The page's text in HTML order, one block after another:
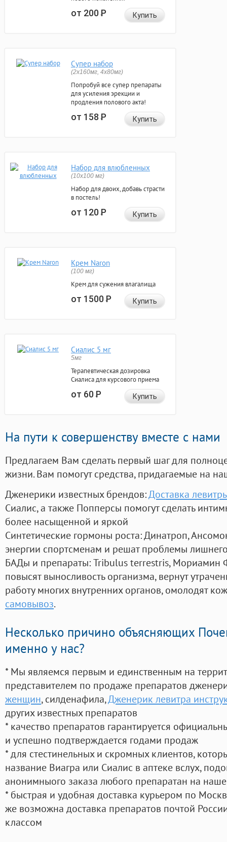
от 200Р Купить
Супер набор
(2х160мг, 4х80мг)
Попробуй все супер препараты
для усиления эрекции и
продления полового акта!
от 158Р Купить
Набор для влюбленных
(10х100 мг)
Набор для двоих, добавь страсти
в постель!
от 120Р Купить
Крем Naron
(100 мг)
Крем для сужения влагалища
от 1500Р Купить
Сиалис 5 мг
5мг
Терапевтическая дозировка
Сиалиса для курсового приема
от 60Р Купить
На пути к совершенству вместе с нами
Предлагаем Вам сделать первый шаг для
жизни. Вам помогут средства, придагаемые на
Дженерики известных брендов:Доставка
Сиалис, а также Попперсы помогут сделать
более насыщенной и яркой
Синтетические гормоны роста: Динатроп,
энергии спортсменам и решат проблемы
БАДы и препараты:Tribulus terrestris, Мориамин
повысят выносливость организма, вернут
работу многих внутренних органов, омолодят
самовывоз.
Несколько причино объясняющих
именно у нас?
* Мы являемся первым и единственным на
представителем по продаже препаратов
женщин, силденафила,Дженерик левитра
других известных препаратов
* качество препаратов гарантируется
и успешно подтверждается годами продаж
* для стестинельных и скромных клиентов,
название Виагра или Сиалис в аптеке вслух,
анонимныого заказа любого препаратан на
* быстрая и удобная доставка курьером по
же возможна доставка препаратов почтой
классом